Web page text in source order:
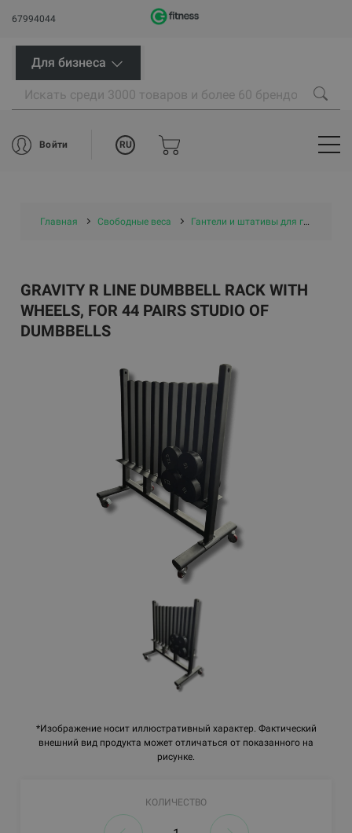
67994044
Для бизнеса
Войти RU
Главная Свободные веса Гантели и штативы для гантелей
*Изображение носит иллюстративный характер. Фактический
внешний вид продукта может отличаться от показанного на
рисунке.
GRAVITY R LINE DUMBBELL RACK WITH
WHEELS, FOR 44 PAIRS STUDIO OF
DUMBBELLS
КОЛИЧЕСТВО